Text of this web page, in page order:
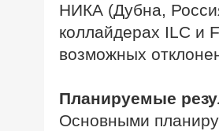
НИКА (Дубна,
коллайдерах ILC и
возможных
Планируемые
Основными